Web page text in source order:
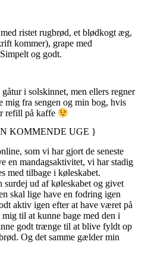
ristet rugbrød, et blødkogt æg,
kommer), grape med
og godt.
i solskinnet, men ellers regner
mig fra sengen og min bog, hvis
refill på kaffe
KOMMENDE UGE }
som vi har gjort de seneste
en mandagsaktivitet, vi har stadig
med tilbage i køleskabet.
surdej ud af køleskabet og givet
skal lige have en fodring igen
aktiv igen efter at have været på
til at kunne bage med den i
godt trænge til at blive fyldt op
Og det samme gælder min